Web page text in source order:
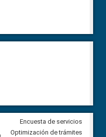
Veeduría Ciudadana para
construcción del asfaltado de
Encuesta de servicios
Optimización de trámites